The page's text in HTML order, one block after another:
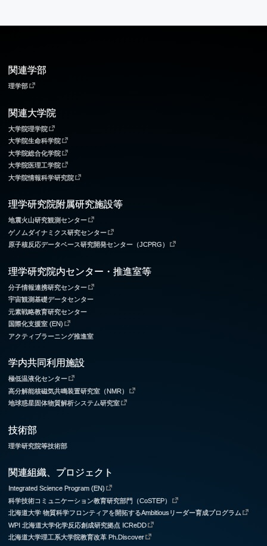
関連学部
理学部
関連大学院
大学院理学院
大学院生命科学院
大学院総合化学院
大学院医理工学院
大学院情報科学研究院
理学研究院附属研究施設等
地震火山研究観測センター
ゲノムダイナミクス研究センター
原子核反応データベース研究開発センター（JCPRG）
理学研究院内センター・推進室等
分子情報連携研究センター
宇宙観測基礎データセンター
元素戦略教育研究センター
国際化支援室 (EN)
アクティブラーニング推進室
学内共同利用施設
極低温液化センター
高分解能核磁気共鳴装置研究室（NMR）
地球惑星固体物質解析システム研究室
技術部
理学研究院等技術部
関連組織、プロジェクト
Integrated Science Program (EN)
科学技術コミュニケーション教育研究部門（CoSTEP）
北海道大学 物質科学フロンティアを開拓するAmbitiousリーダー育成プログラム
WPI 北海道大学化学反応創成研究拠点 ICReDD
北海道大学理工系大学院教育改革 Ph.Discover